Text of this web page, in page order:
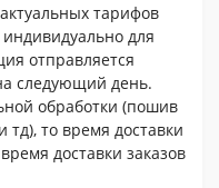
тарифов
для
отправляется
следующий день.
обработки (пошив
то время доставки
доставки заказов